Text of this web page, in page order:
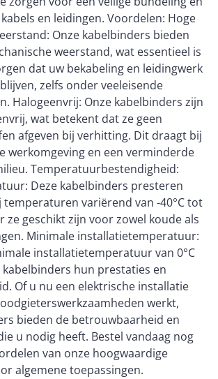
en leidingen. Voordelen: Hoge
Onze kabelbinders bieden
weerstand, wat essentieel is
dat uw bekabeling en leidingwerk
zelfs onder veeleisende
Halogeenvrij: Onze kabelbinders zijn
wat betekent dat ze geen
afgeven bij verhitting. Dit draagt bij
werkomgeving en een verminderde
Temperatuurbestendigheid:
Deze kabelbinders presteren
variërend van -40°C tot
ze geschikt zijn voor zowel koude als
Minimale installatietemperatuur:
installatietemperatuur van 0°C
hun prestaties en
Of u nu een elektrische installatie
werkt,
bieden de betrouwbaarheid en
u nodig heeft. Bestel vandaag nog
van onze hoogwaardige
algemene toepassingen.